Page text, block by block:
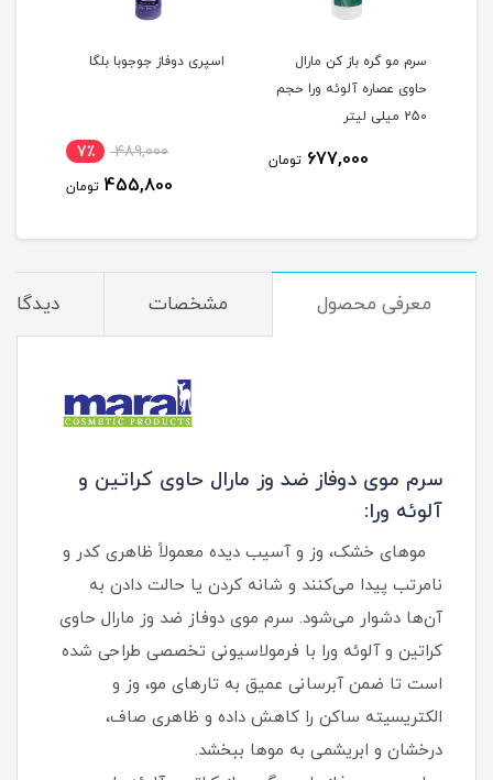
سرم مو گره باز کن مارال
حاوی عصاره آلوئه ورا حجم
250 میلی لیتر
677,000 تومان
اسپری دوفاز جوجوبا بلگا
489,000 7٪
455,800 تومان
معرفی محصول مشخصات
سرم موی دوفاز ضد وز مارال حاوی کراتین و
آلوئه ورا:
موهای خشک، وز و آسیب‌ دیده معمولاً ظاهری کدر و
نامرتب پیدا می‌کنند و شانه کردن یا حالت دادن به
آن‌ها دشوار می‌شود. سرم موی دوفاز ضد وز مارال حاوی
کراتین و آلوئه ورا با فرمولاسیونی تخصصی طراحی شده
است تا ضمن آبرسانی عمیق به تارهای مو، وز و
الکتریسیته ساکن را کاهش داده و ظاهری صاف،
درخشان و ابریشمی به موها ببخشد.